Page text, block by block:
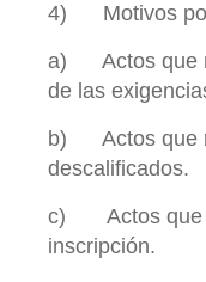
4) Motivos por
a) Actos que
de las
b) Actos que
descalificados.
c) Actos que
inscripción.